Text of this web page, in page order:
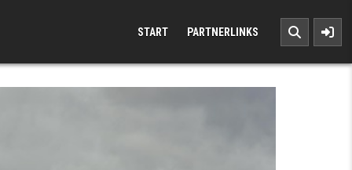
START PARTNERLINKS